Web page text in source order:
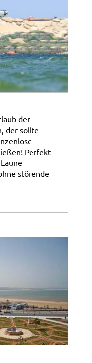
der
der sollte
Perfekt
störende